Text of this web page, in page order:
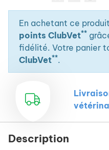
En achetant ce
points ClubVet**
fidélité. Votre panier
ClubVet**.
Description